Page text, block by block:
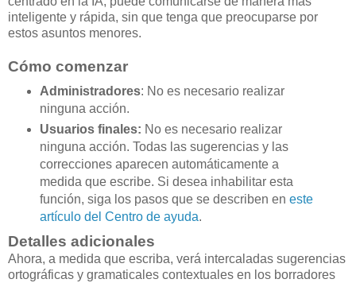
inteligente y rápida, sin que tenga que preocuparse por
estos asuntos menores.
Cómo comenzar
Administradores: No es necesario realizar
ninguna acción.
Usuarios finales: No es necesario realizar
ninguna acción. Todas las sugerencias y las
correcciones aparecen automáticamente a
medida que escribe. Si desea inhabilitar esta
función, siga los pasos que se describen en este
artículo del Centro de ayuda.
Detalles adicionales
Ahora, a medida que escriba, verá intercaladas sugerencias
ortográficas y gramaticales contextuales en los borradores